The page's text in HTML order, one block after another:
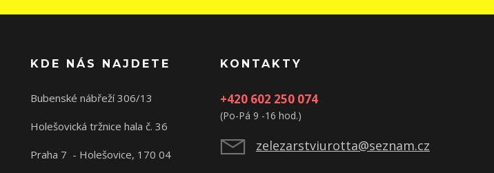
KDE NÁS NAJDETE
Bubenské nábřeží 306/13
Holešovická tržnice hala č. 36
Praha 7 - Holešovice, 170 04
KONTAKTY
+420 602 250 074
(Po-Pá 9 -16 hod.)
zelezarstviurotta@seznam.cz